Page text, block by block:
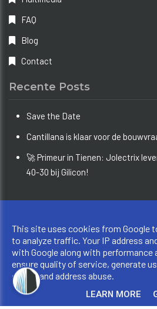
FAQ
Blog
Contact
Recente Posts
Save the Date
Cantillana is klaar voor de
🚀 Primeur in Tienen: Jolectrix
40-30 bij Gilicon!
Privacy & Cookies|UP-TO-
This site uses cookies from Google
to analyze traffic. Your IP address
with Google along with
ensure quality of service, generate
detect and address abuse.
LEARN MORE